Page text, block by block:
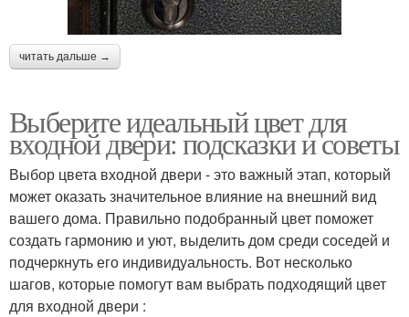
читать дальше →
Выберите идеальный цвет для
входной двери: подсказки и советы
Выбор цвета входной двери - это важный этап, который
может оказать значительное влияние на внешний вид
вашего дома. Правильно подобранный цвет поможет
создать гармонию и уют, выделить дом среди соседей и
подчеркнуть его индивидуальность. Вот несколько
шагов, которые помогут вам выбрать подходящий цвет
для входной двери :